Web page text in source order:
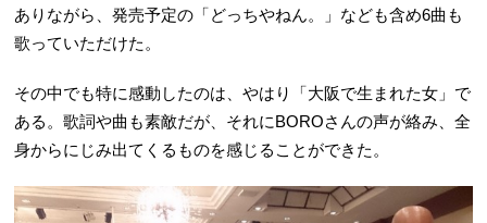
ありながら、発売予定の「どっちやねん。」なども含め6曲も
歌っていただけた。
その中でも特に感動したのは、やはり「大阪で生まれた女」で
ある。歌詞や曲も素敵だが、それにBOROさんの声が絡み、全
身からにじみ出てくるものを感じることができた。